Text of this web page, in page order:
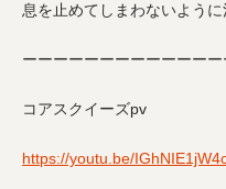
息を止めてしまわないよう
ーーーーーーーーーーーー
コアスクイーズpv
https://youtu.be/